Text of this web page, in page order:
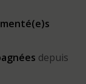
depuis